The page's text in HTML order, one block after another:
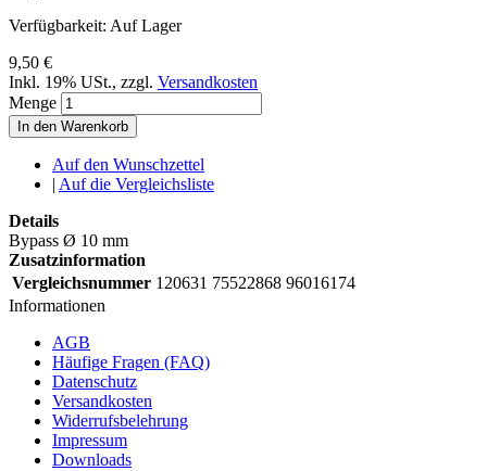
Verfügbarkeit: Auf Lager
9,50 €
Inkl. 19% USt., zzgl. Versandkosten
Menge
In den Warenkorb
Auf den Wunschzettel
| Auf die Vergleichsliste
Details
Bypass Ø 10 mm
Zusatzinformation
Vergleichsnummer 120631 75522868 96016174
Informationen
AGB
Häufige Fragen (FAQ)
Datenschutz
Versandkosten
Widerrufsbelehrung
Impressum
Downloads